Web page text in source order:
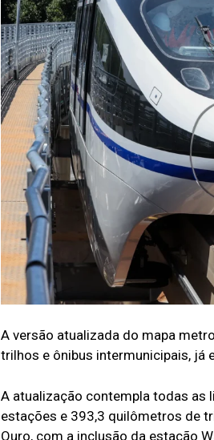
A versão atualizada do mapa
trilhos e ônibus intermunicipais, já
A atualização contempla todas as
estações e 393,3 quilômetros de
Ouro, com a inclusão da estação